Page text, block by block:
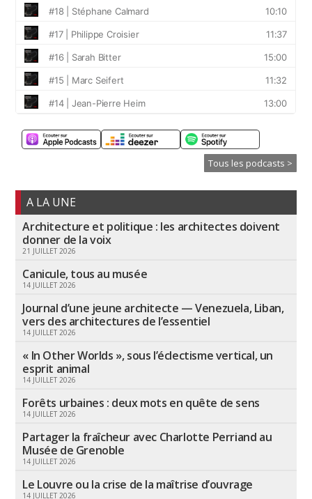
Tous les podcasts >
A LA UNE
Architecture et politique : les architectes doivent
donner de la voix
21 JUILLET 2026
Canicule, tous au musée
14 JUILLET 2026
Journal d’une jeune architecte — Venezuela, Liban,
vers des architectures de l’essentiel
14 JUILLET 2026
« In Other Worlds », sous l’éclectisme vertical, un
esprit animal
14 JUILLET 2026
Forêts urbaines : deux mots en quête de sens
14 JUILLET 2026
Partager la fraîcheur avec Charlotte Perriand au
Musée de Grenoble
14 JUILLET 2026
Le Louvre ou la crise de la maîtrise d’ouvrage
14 JUILLET 2026